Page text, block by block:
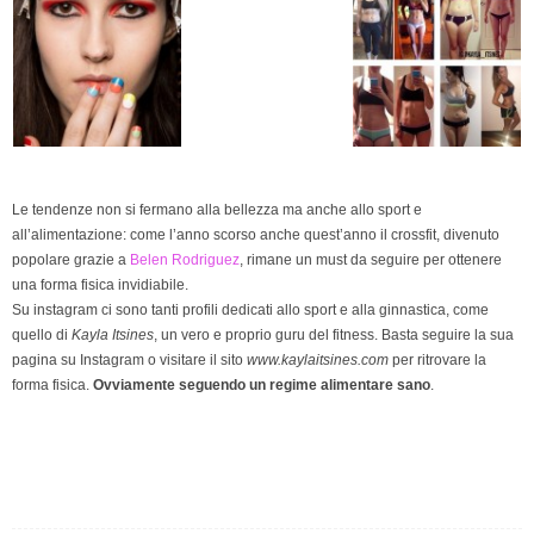
Le tendenze non si fermano alla bellezza ma anche allo sport e
all’alimentazione: come l’anno scorso anche quest’anno il crossfit, divenuto
popolare grazie a Belen Rodriguez , rimane un must da seguire per ottenere
una forma fisica invidiabile.
Su instagram ci sono tanti profili dedicati allo sport e alla ginnastica, come
quello di Kayla Itsines , un vero e proprio guru del fitness. Basta seguire la sua
pagina su Instagram o visitare il sito www.kaylaitsines.com per ritrovare la
forma fisica. Ovviamente seguendo un regime alimentare sano